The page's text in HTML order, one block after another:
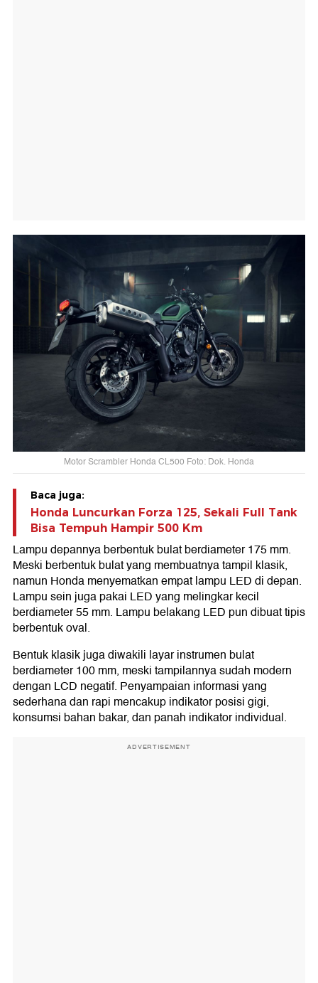
Motor Scrambler Honda CL500 Foto: Dok. Honda
Baca juga:
Honda Luncurkan Forza 125, Sekali Full Tank
Bisa Tempuh Hampir 500 Km
Lampu depannya berbentuk bulat berdiameter 175 mm.
Meski berbentuk bulat yang membuatnya tampil klasik,
namun Honda menyematkan empat lampu LED di depan.
Lampu sein juga pakai LED yang melingkar kecil
berdiameter 55 mm. Lampu belakang LED pun dibuat tipis
berbentuk oval.
Bentuk klasik juga diwakili layar instrumen bulat
berdiameter 100 mm, meski tampilannya sudah modern
dengan LCD negatif. Penyampaian informasi yang
sederhana dan rapi mencakup indikator posisi gigi,
konsumsi bahan bakar, dan panah indikator individual.
ADVERTISEMENT